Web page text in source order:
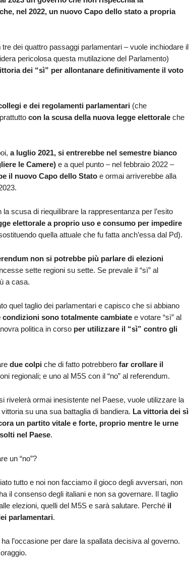
nel 2022, un nuovo Capo dello stato a propria
dei quattro passaggi parlamentari – vuole inchiodare il
pericolosa questa mutilazione del Parlamento)
dei “sì” per allontanare definitivamente il voto
e dei regolamenti parlamentari(che
con la scusa della nuova legge elettoraleche
a luglio 2021, si entrerebbe nel semestre bianco
le Camere)e a quel punto – nel febbraio 2022 –
il nuovo Capo dello Statoe ormai arriverebbe alla
scusa di riequilibrare la rappresentanza per l’esito
elettorale a proprio uso e consumo per impedire
quella attuale che fu fatta anch’essa dal Pd).
non si potrebbe più parlare di elezioni
sette regioni su sette. Se prevale il “sì” al
a casa.
quel taglio dei parlamentari e capisco che si abbiano
condizioni sono totalmente cambiatee votare “sì” al
politica in corso per utilizzare il “sì” contro gli
due colpiche di fatto potrebbero far crollare il
regionali; e uno al M5S con il “no” al referendum.
rivelerà ormai inesistente nel Paese, vuole utilizzare la
su una sua battaglia di bandiera. La vittoria dei sì
un partito vitale e forte, proprio mentre le urne
nel Paese.
un “no”?
tutto e noi non facciamo il gioco degli avversari, non
il consenso degli italiani e non sa governare. Il taglio
elezioni, quelli del M5S e sarà salutare. Perché il
parlamentari.
l’occasione per dare la spallata decisiva al governo.